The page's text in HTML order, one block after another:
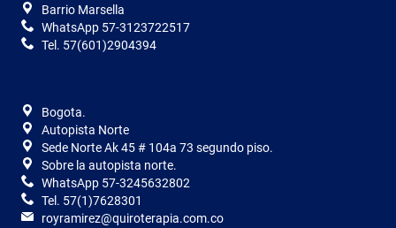
Barrio Marsella
WhatsApp 57-3123722517
Tel. 57(601)2904394
Bogota.
Autopista Norte
Sede Norte Ak 45 # 104a 73 segundo piso.
Sobre la autopista norte.
WhatsApp 57-3245632802
Tel. 57(1)7628301
royramirez@quiroterapia.com.co